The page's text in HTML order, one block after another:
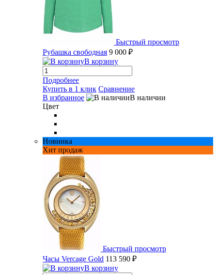
Быстрый просмотр
Рубашка свободная 9 000 ₽
В корзину
Подробнее
Купить в 1 клик Сравнение
В избранное
В наличии
Цвет
Новинка
Хит продаж
Быстрый просмотр
Часы Vercage Gold 113 590 ₽
В корзину